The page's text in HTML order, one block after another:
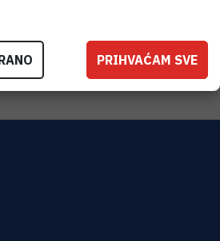
PRIHVAĆAM SVE